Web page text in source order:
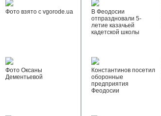
Фото взято с vgorode.ua
Фото Оксаны
Дементьевой
В Феодосии
отпраздновали 5-
летие казачьей
кадетской школы
Константинов посетил
оборонные
предприятия
Феодосии